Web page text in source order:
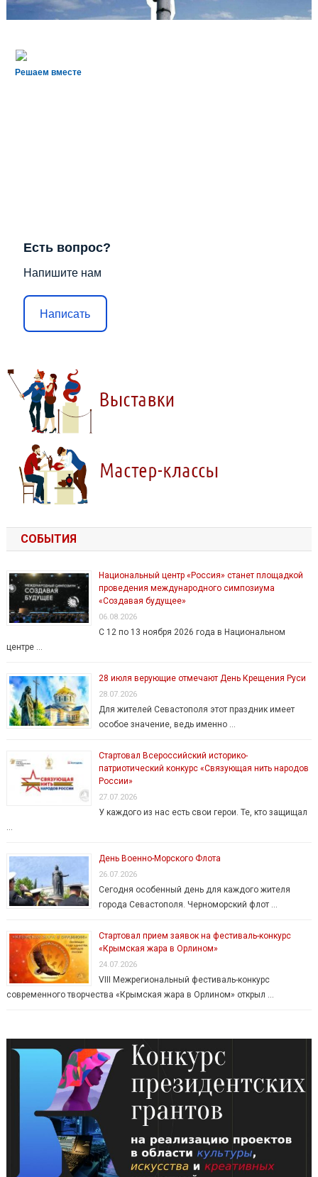
Решаем вместе
Есть вопрос?
Напишите нам
Написать
СОБЫТИЯ
Национальный центр «Россия» станет площадкой
проведения международного симпозиума
«Создавая будущее»
06.08.2026
С 12 по 13 ноября 2026 года в Национальном
центре …
28 июля верующие отмечают День Крещения Руси
28.07.2026
Для жителей Севастополя этот праздник имеет
особое значение, ведь именно …
Стартовал Всероссийский историко-
патриотический конкурс «Связующая нить народов
России»
27.07.2026
У каждого из нас есть свои герои. Те, кто защищал
…
День Военно-Морского Флота
26.07.2026
Сегодня особенный день для каждого жителя
города Севастополя. Черноморский флот …
Стартовал прием заявок на фестиваль-конкурс
«Крымская жара в Орлином»
24.07.2026
VIII Межрегиональный фестиваль-конкурс
современного творчества «Крымская жара в Орлином» открыл …